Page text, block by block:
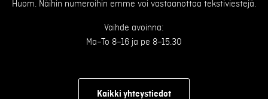
Huom. Näihin numeroihin emme voi vastaanottaa tekstiviestejä.
Vaihde avoinna:
Ma–To 8–16 ja pe 8–15.30
Kaikki yhteystiedot